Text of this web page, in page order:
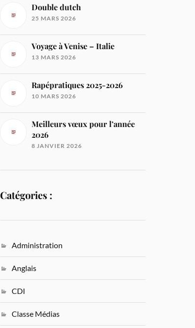
Double dutch
25 MARS 2026
Voyage à Venise – Italie
13 MARS 2026
Rapépratiques 2025-2026
10 MARS 2026
Meilleurs vœux pour l’année
2026
8 JANVIER 2026
Catégories :
Administration
Anglais
CDI
Classe Médias